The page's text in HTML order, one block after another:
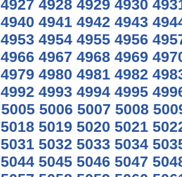
4927 4928 4929 4930
4940 4941 4942 4943
4953 4954 4955 4956
4966 4967 4968 4969
4979 4980 4981 4982
4992 4993 4994 4995
5005 5006 5007 5008
5018 5019 5020 5021
5031 5032 5033 5034
5044 5045 5046 5047